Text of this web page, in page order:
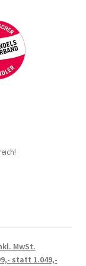
MwSt.
statt 1.049,-